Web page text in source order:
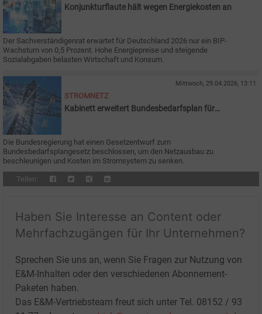
Konjunkturflaute hält wegen Energiekosten an
Der Sachverständigenrat erwartet für Deutschland 2026 nur ein BIP-
Wachstum von 0,5 Prozent. Hohe Energiepreise und steigende
Sozialabgaben belasten Wirtschaft und Konsum.
Mittwoch, 29.04.2026, 13:11
STROMNETZ
Kabinett erweitert Bundesbedarfsplan für
Die Bundesregierung hat einen Gesetzentwurf zum
Bundesbedarfsplangesetz beschlossen, um den Netzausbau zu
beschleunigen und Kosten im Stromsystem zu senken.
Teilen:
Haben Sie Interesse an Content oder
Mehrfachzugängen für Ihr Unternehmen?
Sprechen Sie uns an, wenn Sie Fragen zur Nutzung von
E&M-Inhalten oder den verschiedenen Abonnement-
Paketen haben.
Das E&M-Vertriebsteam freut sich unter Tel. 08152 / 93